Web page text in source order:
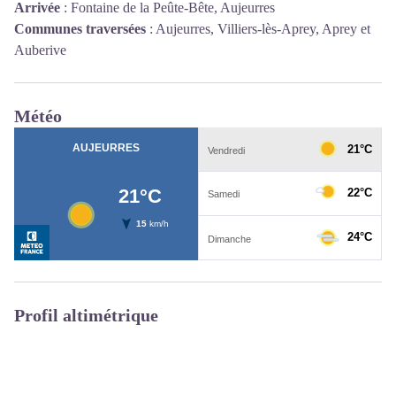
Arrivée : Fontaine de la Peûte-Bête, Aujeurres
Communes traversées : Aujeurres, Villiers-lès-Aprey, Aprey et
Auberive
Météo
Profil altimétrique